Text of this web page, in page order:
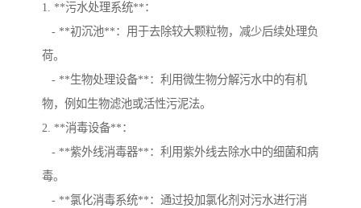
1. **污水处理系统**：
- **初沉池**：用于去除较大颗粒物，减少后续处理负
荷。
- **生物处理设备**：利用微生物分解污水中的有机
物，例如生物滤池或活性污泥法。
2. **消毒设备**：
- **紫外线消毒器**：利用紫外线去除水中的细菌和病
毒。
- **氯化消毒系统**：通过投加氯化剂对污水进行消